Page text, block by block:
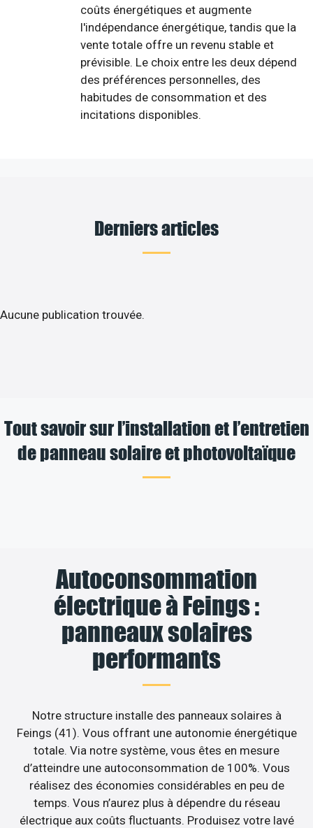
coûts énergétiques et augmente
l'indépendance énergétique, tandis que la
vente totale offre un revenu stable et
prévisible. Le choix entre les deux dépend
des préférences personnelles, des
habitudes de consommation et des
incitations disponibles.
Derniers articles
Aucune publication trouvée.
Tout savoir sur l’installation et l’entretien
de panneau solaire et photovoltaïque
Autoconsommation
électrique à Feings :
panneaux solaires
performants
Notre structure installe des panneaux solaires à
Feings (41). Vous offrant une autonomie énergétique
totale. Via notre système, vous êtes en mesure
d’atteindre une autoconsommation de 100%. Vous
réalisez des économies considérables en peu de
temps. Vous n’aurez plus à dépendre du réseau
électrique aux coûts fluctuants. Produisez votre lavé